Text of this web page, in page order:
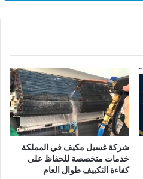
شركة غسيل مكيف في المملكة
خدمات متخصصة للحفاظ على
كفاءة التكييف طوال العام